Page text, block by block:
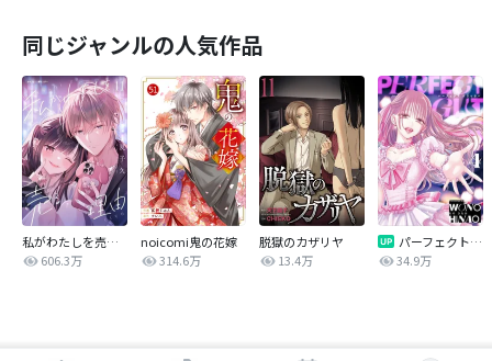
同じジャンルの人気作品
私がわたしを売る理由
606.3万
noicomi鬼の花嫁
314.6万
脱獄のカザリヤ
13.4万
パーフェクトグリッター
34.9万